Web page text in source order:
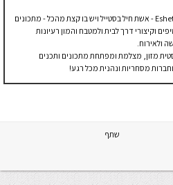
קראתי לבלוג שלי EshetStyle - אשת חיל בסטייל ויש בו קצת מהכל - מתכונים
וקיצורי דרך לבית ולמטבח והמון רעיונות
ולאירוח.
מזון, מצלמת ומפתחת מתכונים ותכנים
מסחריות ונהנית מכל רגע!
שתף